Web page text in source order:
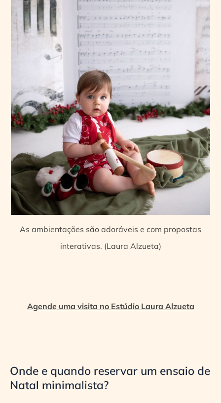
As ambientações são adoráveis e com propostas
interativas. (Laura Alzueta)
Agende uma visita no Estúdio Laura Alzueta
Onde e quando reservar um ensaio de
Natal minimalista?